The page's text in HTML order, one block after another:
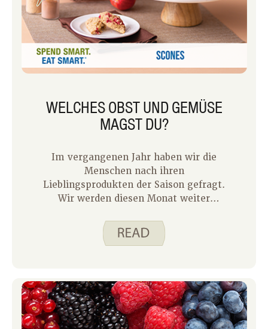
WELCHES OBST UND GEMÜSE
MAGST DU?
Im vergangenen Jahr haben wir die
Menschen nach ihren
Lieblingsprodukten der Saison gefragt.
Wir werden diesen Monat weiter
Ich beschloss, meine drei Kinder zu
fragen, welches Obst und Gemüse sie
bei uns zu Hause zu haben und Zugang
zu größeren Gärten bei Opa und Oma,
was sich in ihren Antworten unten
widerspiegelt.